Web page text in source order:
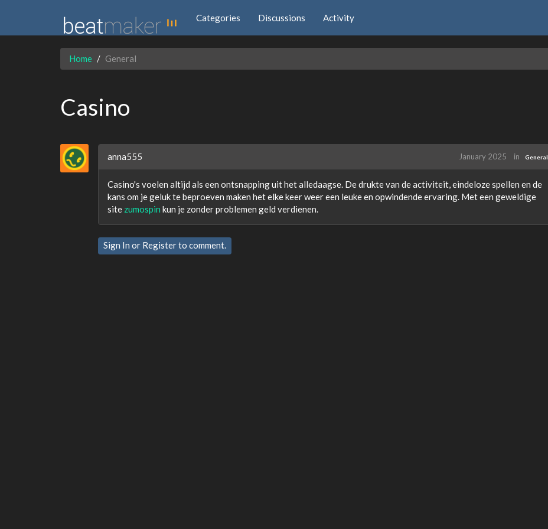
Categories Discussions Activity
Home General
Casino
anna555 January 2025 in General
Casino's voelen altijd als een ontsnapping uit het alledaagse. De drukte van de activiteit, eindeloze spellen en de
kans om je geluk te beproeven maken het elke keer weer een leuke en opwindende ervaring. Met een geweldige
site zumospin kun je zonder problemen geld verdienen.
Sign In or Registerto comment.